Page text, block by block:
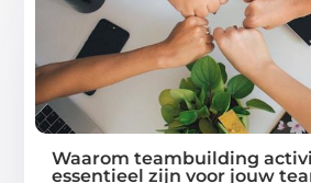
Waarom teambuilding
essentieel zijn voor jouw